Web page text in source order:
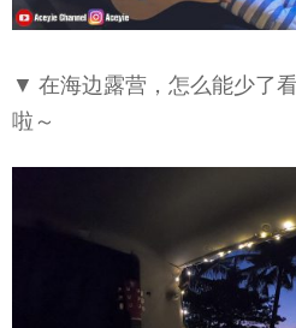
▼ 在海边露营，怎么能少了
啦～